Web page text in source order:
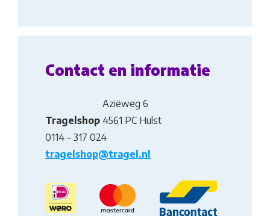
Contact en informatie
Tragelshop
Aziëweg 6
4561 PC Hulst
0114 – 317 024
tragelshop@tragel.nl